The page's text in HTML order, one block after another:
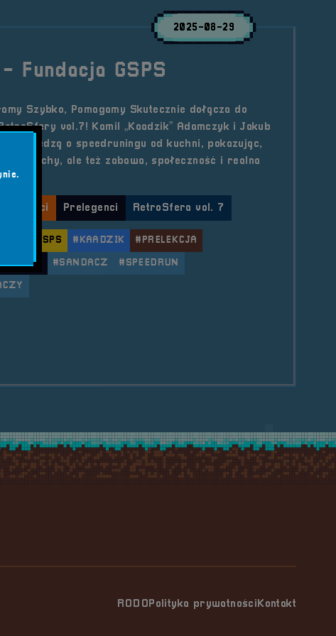
2025-08-29
Fundacja GSPS
Szybko, Pomagamy Skutecznie dołącza do
vol.7! Kamil „Kaadzik” Adamczyk i Jakub
opowiedzą o speedruningu od kuchni, pokazując,
i glitchy, ale też zabawa, społeczność i realna
Prelegenci RetroSfera vol. 7
#GSPS #KAADZIK #PRELEKCJA
#SANDACZ #SPEEDRUN
Prelegenci &#8211; Fundacja GSPS
RODO Polityka prywatności Kontakt